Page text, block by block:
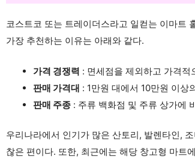
코스트코 또는 트레이더스라고 일컫는 이마트
가장 추천하는 이유는 아래와 같다.
가격 경쟁력 : 면세점을 제외하고 가격적
판매 가격대 : 1만원 대에서 10만원 이상
판매 주종 : 주류 백화점 및 주류 상가에
우리나라에서 인기가 많은 산토리, 발렌타인,
찮은 편이다. 또한, 최근에는 해당 창고형 마트